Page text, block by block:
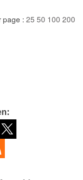
page : 25 50 100 200